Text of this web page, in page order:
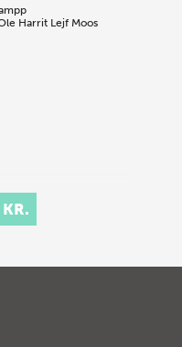
Harrit Lejf Moos